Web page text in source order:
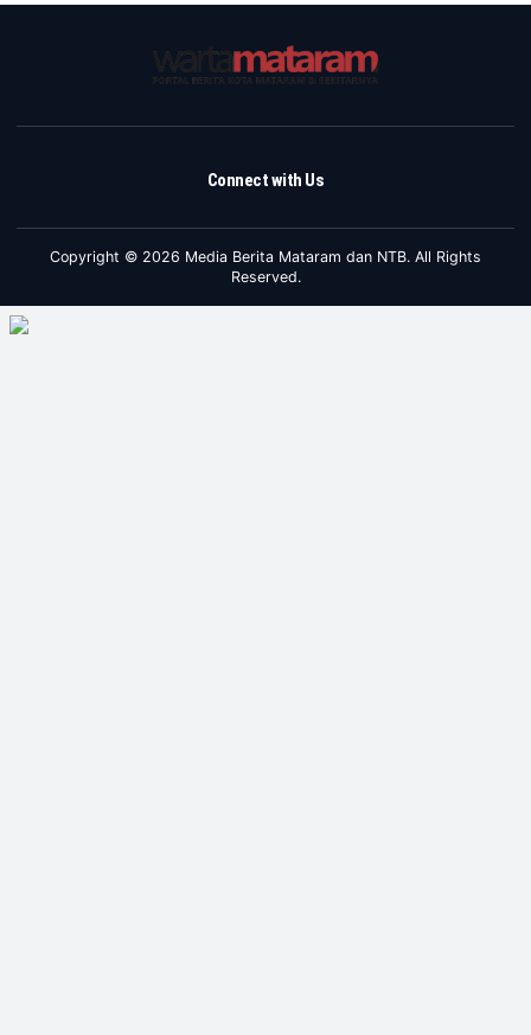
Connect with Us
Copyright © 2026 Media Berita Mataram dan NTB. All Rights
Reserved.